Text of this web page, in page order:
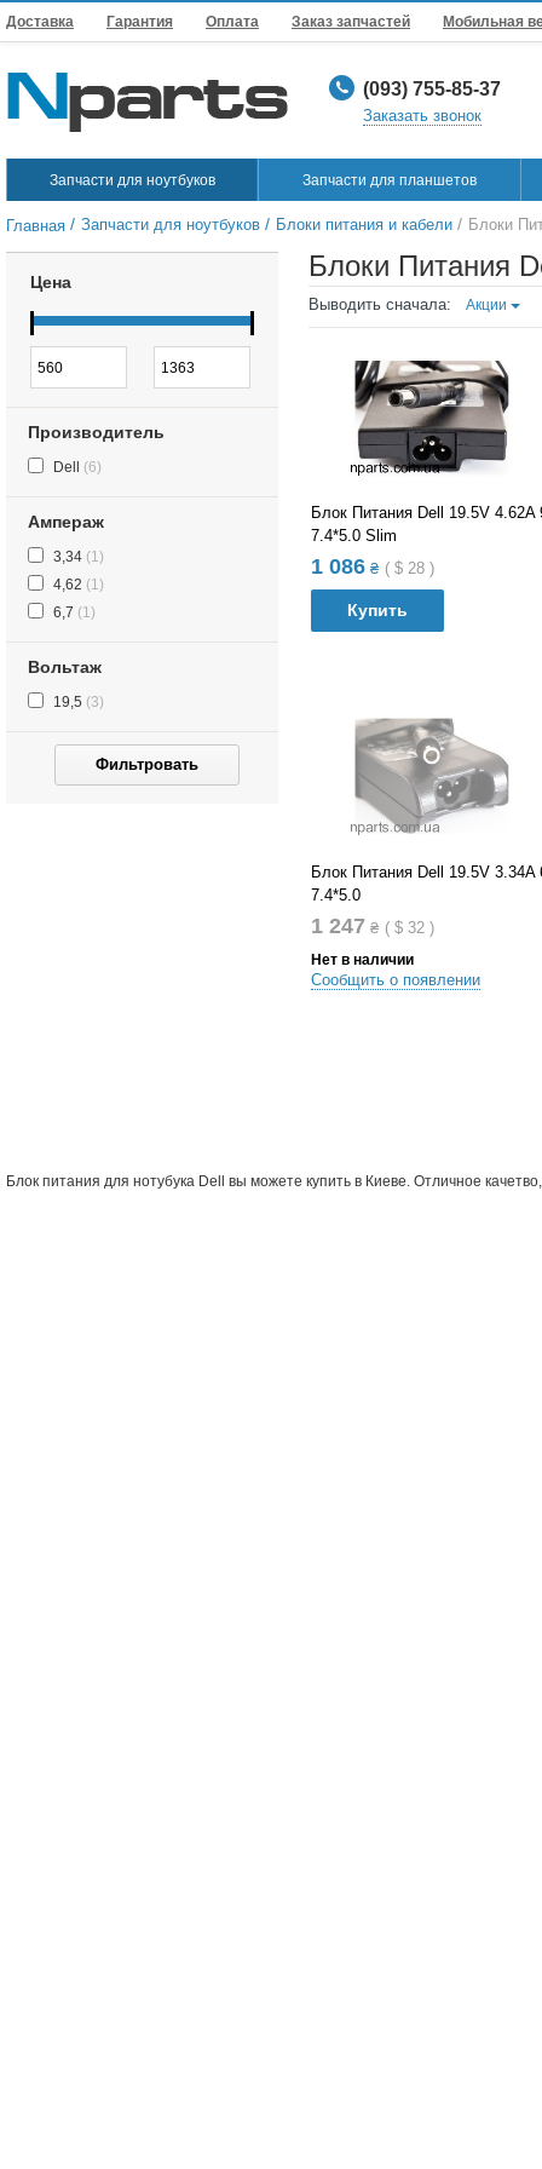
Доставка Гарантия Оплата Заказ запчастей Мобильная
(093) 755-85-37
Заказать звонок
Запчасти для ноутбуков Запчасти для планшетов
Главная / Запчасти для ноутбуков / Блоки питания и кабели / Блоки
Блоки Питания
Выводить сначала: Акции
Блок Питания Dell 19.5V 4.62A
7.4*5.0 Slim
1 086 ₴ ( $ 28)
Купить
Вольтаж
Блок Питания Dell 19.5V 3.34A
7.4*5.0
1 247 ₴ ( $ 32)
Нет в наличии
Сообщить о появлении
Цена
Производитель
Dell (6)
Ампераж
3,34 (1)
4,62 (1)
6,7 (1)
Вольтаж
19,5 (3)
Фильтровать
Блок питания для нотубука Dell вы можете купить в Киеве. Отличное